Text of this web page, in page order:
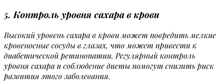
5. Контроль уровня сахара в крови
Высокий уровень сахара в крови может повредить мелкие
кровеносные сосуды в глазах, что может привести к
диабетической ретинопатии. Регулярный контроль
уровня сахара и соблюдение диеты помогут снизить риск
развития этого заболевания.